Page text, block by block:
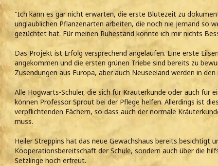
"Ich kann es gar nicht erwarten, die erste Blütezeit zu
unglaublichen Pflanzenarten arbeiten, die noch nie jemand so
gezüchtet hat. Für meinen Ruhestand konnte ich mir nichts
Das Projekt ist Erfolg versprechend angelaufen. Eine erste
angekommen und die ersten grünen Triebe sind bereits zu
Zusendungen aus Europa, aber auch Neuseeland werden in
Alle Hogwarts-Schüler, die sich für Kräuterkunde oder auch für
können Professor Sprout bei der Pflege helfen. Allerdings ist
verpflichtenden Fächern, so dass auch der normale
muss.
Heiler Streppins hat das neue Gewächshaus bereits besichtigt
Kooperationsbereitschaft der Schule, sondern auch über die
Setzlinge hoch erfreut.